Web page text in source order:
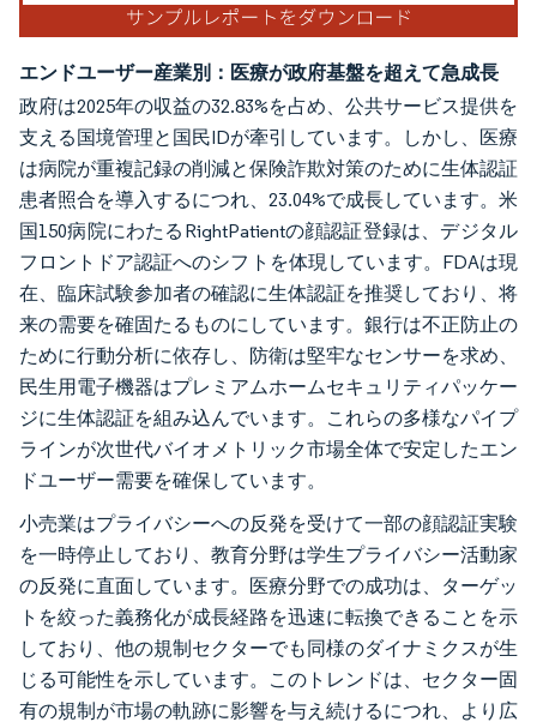
エンドユーザー産業別：医療が政府基盤を超えて急成長
政府は2025年の収益の32.83%を占め、公共サービス提供を
支える国境管理と国民IDが牽引しています。しかし、医療
は病院が重複記録の削減と保険詐欺対策のために生体認証
患者照合を導入するにつれ、23.04%で成長しています。米
国150病院にわたるRightPatientの顔認証登録は、デジタル
フロントドア認証へのシフトを体現しています。FDAは現
在、臨床試験参加者の確認に生体認証を推奨しており、将
来の需要を確固たるものにしています。銀行は不正防止の
ために行動分析に依存し、防衛は堅牢なセンサーを求め、
民生用電子機器はプレミアムホームセキュリティパッケー
ジに生体認証を組み込んでいます。これらの多様なパイプ
ラインが次世代バイオメトリック市場全体で安定したエン
ドユーザー需要を確保しています。
小売業はプライバシーへの反発を受けて一部の顔認証実験
を一時停止しており、教育分野は学生プライバシー活動家
の反発に直面しています。医療分野での成功は、ターゲッ
トを絞った義務化が成長経路を迅速に転換できることを示
しており、他の規制セクターでも同様のダイナミクスが生
じる可能性を示しています。このトレンドは、セクター固
有の規制が市場の軌跡に影響を与え続けるにつれ、より広